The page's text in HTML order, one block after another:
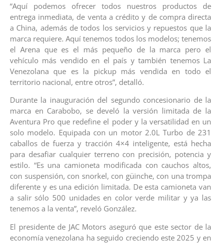
“Aquí podemos ofrecer todos nuestros productos de
entrega inmediata, de venta a crédito y de compra directa
a China, además de todos los servicios y repuestos que la
marca requiere. Aquí tenemos todos los modelos; tenemos
el Arena que es el más pequeño de la marca pero el
vehículo más vendido en el país y también tenemos La
Venezolana que es la pickup más vendida en todo el
territorio nacional, entre otros”, detalló.
Durante la inauguración del segundo concesionario de la
marca en Carabobo, se develó la versión limitada de la
Aventura Pro que redefine el poder y la versatilidad en un
solo modelo. Equipada con un motor 2.0L Turbo de 231
caballos de fuerza y tracción 4×4 inteligente, está hecha
para desafiar cualquier terreno con precisión, potencia y
estilo. “Es una camioneta modificada con cauchos altos,
con suspensión, con snorkel, con güinche, con una trompa
diferente y es una edición limitada. De esta camioneta van
a salir sólo 500 unidades en color verde militar y ya las
tenemos a la venta”, reveló González.
El presidente de JAC Motors aseguró que este sector de la
economía venezolana ha seguido creciendo este 2025 y en